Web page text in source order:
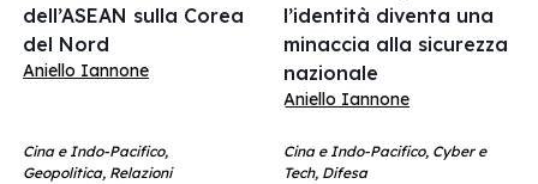
dell’ASEAN sulla Corea
del Nord
Aniello Iannone
l’identità diventa una
minaccia alla sicurezza
nazionale
Aniello Iannone
Cina e Indo-Pacifico,
Geopolitica, Relazioni
Cina e Indo-Pacifico, Cyber e
Tech, Difesa